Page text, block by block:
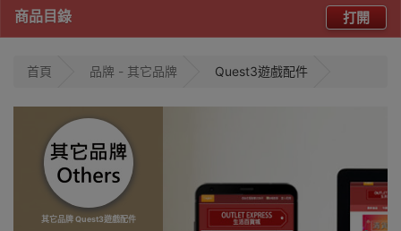
商品目錄 打開
首頁 品牌 - 其它品牌 Quest3遊戲配件
其它品牌 Quest3遊戲配件